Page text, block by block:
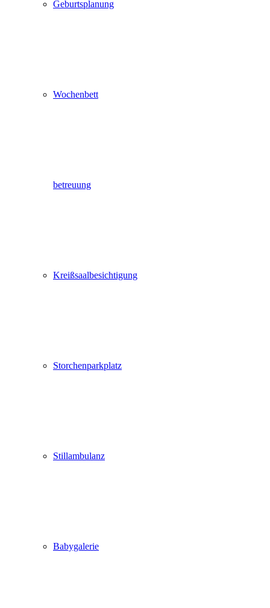
Geburtsplanung
Wochenbett
betreuung
Kreißsaalbesichtigung
Storchenparkplatz
Stillambulanz
Babygalerie